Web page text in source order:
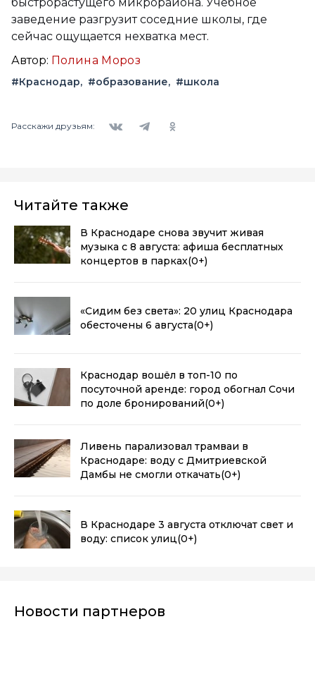
заведение разгрузит соседние школы, где
сейчас ощущается нехватка мест.
Автор: Полина Мороз
#Краснодар #образование #школа
Расскажи друзьям:
Читайте также
В Краснодаре снова звучит живая
музыка с 8 августа: афиша бесплатных
концертов в парках(0+)
«Сидим без света»: 20 улиц Краснодара
обесточены 6 августа(0+)
Краснодар вошёл в топ-10 по
посуточной аренде: город обогнал Сочи
по доле бронирований(0+)
Ливень парализовал трамваи в
Краснодаре: воду с Дмитриевской
Дамбы не смогли откачать(0+)
В Краснодаре 3 августа отключат свет и
воду: список улиц(0+)
Новости партнеров